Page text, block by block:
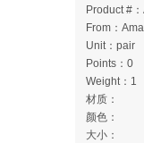
Product #
From：
Unit：pair
Points：0
Weight：1
材质：
颜色：
大小：